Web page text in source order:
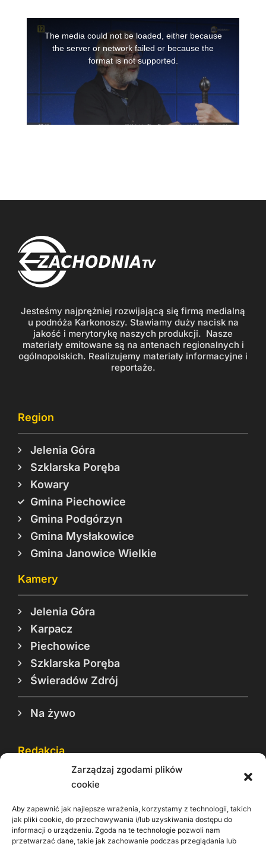
Zarządzaj zgodami plików
cookie
Aby zapewnić jak najlepsze wrażenia, korzystamy z technologii, takich
jak pliki cookie, do przechowywania i/lub uzyskiwania dostępu do
informacji o urządzeniu. Zgoda na te technologie pozwoli nam
przetwarzać dane, takie jak zachowanie podczas przeglądania lub
Jesteśmy najprężniej rozwijającą się firmą medialną
u podnóża Karkonoszy. Stawiamy duży nacisk na
jakość i merytorykę naszych produkcji. Nasze
materiały emitowane są na antenach regionalnych i
ogólnopolskich. Realizujemy materiały informacyjne i
reportaże.
Region
Jelenia Góra
Szklarska Poręba
Kowary
Gmina Piechowice
Gmina Podgórzyn
Gmina Mysłakowice
Gmina Janowice Wielkie
Kamery
Jelenia Góra
Karpacz
Piechowice
Szklarska Poręba
Świeradów Zdrój
Na żywo
Redakcja
Reklama
Rodo
Kontakt